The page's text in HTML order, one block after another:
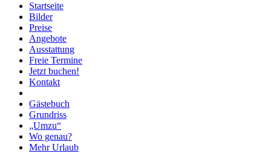
Startseite
Bilder
Preise
Angebote
Ausstattung
Freie Termine
Jetzt buchen!
Kontakt
Gästebuch
Grundriss
„Umzu“
Wo genau?
Mehr Urlaub